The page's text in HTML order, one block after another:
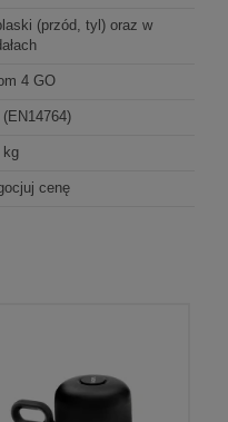
(przód, tyl) oraz w
4 GO
kg
cenę